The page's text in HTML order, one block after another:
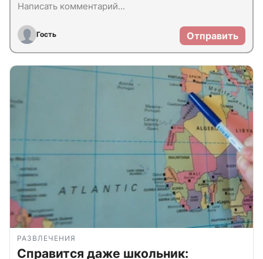
Гость Отправить
РАЗВЛЕЧЕНИЯ
Справится даже школьник: